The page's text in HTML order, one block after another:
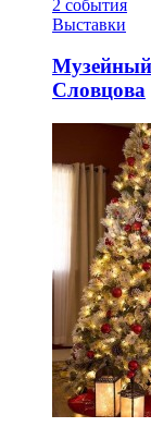
2 события
Выставки
Словцова